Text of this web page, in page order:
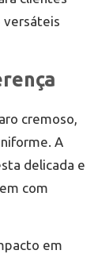
versáteis
cremoso,
A
delicada e
com
em